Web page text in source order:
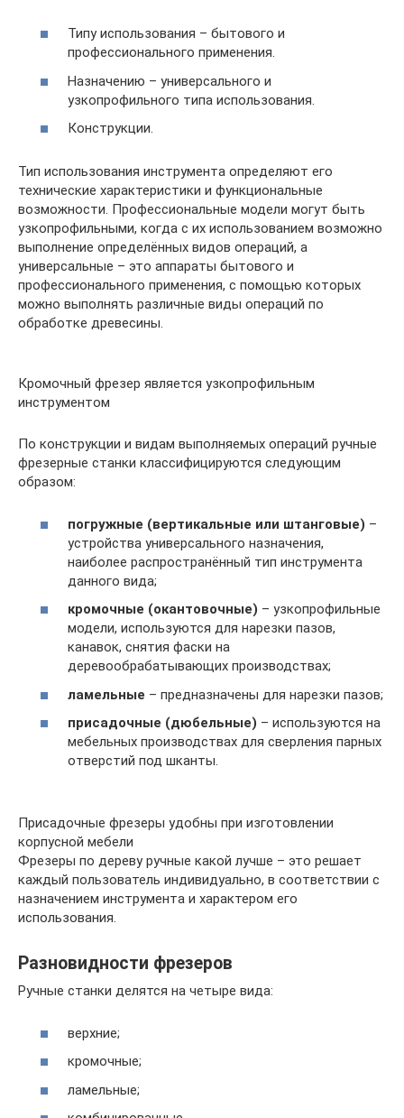
Типу использования – бытового и
профессионального применения.
Назначению – универсального и
узкопрофильного типа использования.
Конструкции.
Тип использования инструмента определяют его
технические характеристики и функциональные
возможности. Профессиональные модели могут быть
узкопрофильными, когда с их использованием возможно
выполнение определённых видов операций, а
универсальные – это аппараты бытового и
профессионального применения, с помощью которых
можно выполнять различные виды операций по
обработке древесины.
Кромочный фрезер является узкопрофильным
инструментом
По конструкции и видам выполняемых операций ручные
фрезерные станки классифицируются следующим
образом:
погружные (вертикальные или штанговые) –
устройства универсального назначения,
наиболее распространённый тип инструмента
данного вида;
кромочные (окантовочные) – узкопрофильные
модели, используются для нарезки пазов,
канавок, снятия фаски на
деревообрабатывающих производствах;
ламельные – предназначены для нарезки пазов;
присадочные (дюбельные) – используются на
мебельных производствах для сверления парных
отверстий под шканты.
Присадочные фрезеры удобны при изготовлении
корпусной мебели
Фрезеры по дереву ручные какой лучше – это решает
каждый пользователь индивидуально, в соответствии с
назначением инструмента и характером его
использования.
Разновидности фрезеров
Ручные станки делятся на четыре вида:
верхние;
кромочные;
ламельные;